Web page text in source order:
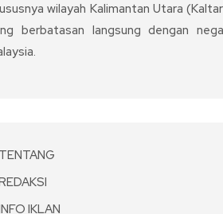
wilayah Kalimantan Utara
berbatasan langsung dengan
TENTANG
IKLAN